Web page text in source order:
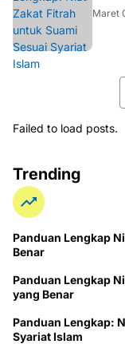
Maret
Failed to load posts.
Trending
Panduan Lengkap
Benar
Panduan Lengkap
yang Benar
Panduan Lengkap:
Syariat Islam